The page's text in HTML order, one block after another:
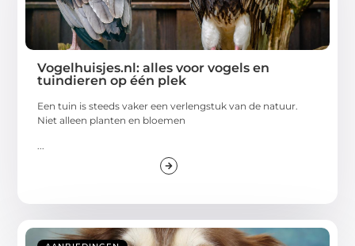
Vogelhuisjes.nl: alles voor vogels en
tuindieren op één plek
Een tuin is steeds vaker een verlengstuk van de natuur.
Niet alleen planten en bloemen
...